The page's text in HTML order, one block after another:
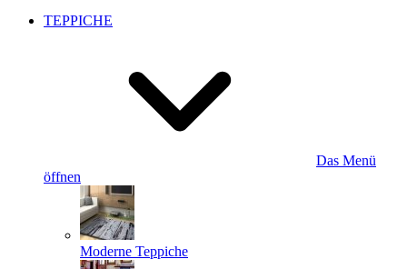
TEPPICHE
Das Menü
öffnen
Moderne Teppiche